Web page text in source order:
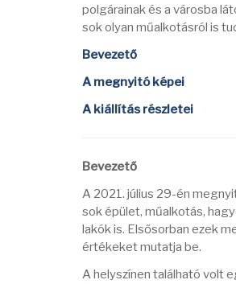
polgárainak és a városba
sok olyan műalkotásról is
Bevezető
A megnyitó képei
A kiállítás részletei
Bevezető
A 2021. július 29-én
sok épület, műalkotás,
lakók is. Elsősorban ezek
értékeket mutatja be.
A helyszínen található volt